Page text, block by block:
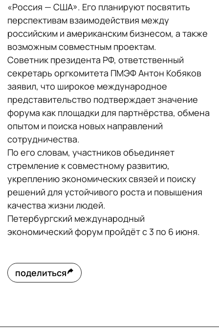
«Россия — США». Его планируют посвятить
перспективам взаимодействия между
российским и американским бизнесом, а также
возможным совместным проектам.
Советник президента РФ, ответственный
секретарь оргкомитета ПМЭФ Антон Кобяков
заявил, что широкое международное
представительство подтверждает значение
форума как площадки для партнёрства, обмена
опытом и поиска новых направлений
сотрудничества.
По его словам, участников объединяет
стремление к совместному развитию,
укреплению экономических связей и поиску
решений для устойчивого роста и повышения
качества жизни людей.
Петербургский международный
экономический форум пройдёт с 3 по 6 июня.
поделиться